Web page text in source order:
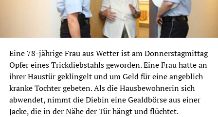
Eine 78-jährige Frau aus Wetter ist am Donnerstagmittag
Opfer eines Trickdiebstahls geworden. Eine Frau hatte an
ihrer Haustür geklingelt und um Geld für eine angeblich
kranke Tochter gebeten. Als die Hausbewohnerin sich
abwendet, nimmt die Diebin eine Gealdbörse aus einer
Jacke, die in der Nähe der Tür hängt und flüchtet.